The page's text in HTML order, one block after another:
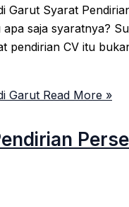
Garut Syarat
saja syaratnya?
pendirian CV itu
Garut Read More »